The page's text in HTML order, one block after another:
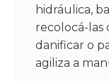
hidráulica,
recolocá-las
danificar o
agiliza a